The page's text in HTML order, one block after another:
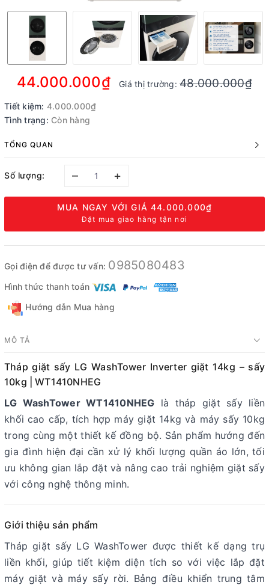
44.000.000₫ Giá thị trường:48.000.000₫
Tiết kiệm: 4.000.000₫
Tình trạng: Còn hàng
TỔNG QUAN
Số lượng: – +
MUA NGAY VỚI GIÁ44.000.000₫
Đặt mua giao hàng tận nơi
Gọi điện để được tư vấn: 0985080483
Hình thức thanh toán
Hướng dẫn Mua hàng
MÔ TẢ
Tháp giặt sấy LG WashTower Inverter giặt 14kg – sấy
10kg | WT1410NHEG
LG WashTower WT1410NHEG là tháp giặt sấy liền
khối cao cấp, tích hợp máy giặt 14kg và máy sấy 10kg
trong cùng một thiết kế đồng bộ. Sản phẩm hướng đến
gia đình hiện đại cần xử lý khối lượng quần áo lớn, tối
ưu không gian lắp đặt và nâng cao trải nghiệm giặt sấy
với công nghệ thông minh.
Giới thiệu sản phẩm
Tháp giặt sấy LG WashTower được thiết kế dạng trụ
liền khối, giúp tiết kiệm diện tích so với việc lắp đặt
máy giặt và máy sấy rời. Bảng điều khiển trung tâm